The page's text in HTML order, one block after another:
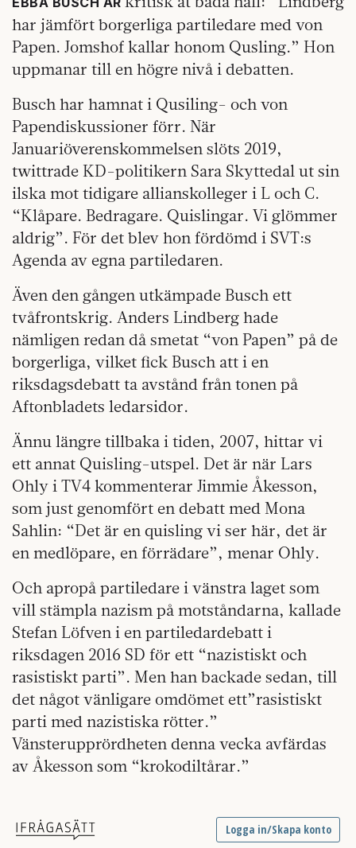
har jämfört borgerliga partiledare med von
Papen. Jomshof kallar honom Qusling.” Hon
uppmanar till en högre nivå i debatten.
Busch har hamnat i Qusiling- och von
Papendiskussioner förr. När
Januariöverenskommelsen slöts 2019,
twittrade KD-politikern Sara Skyttedal ut sin
ilska mot tidigare allianskolleger i L och C.
“Klåpare. Bedragare. Quislingar. Vi glömmer
aldrig”. För det blev hon fördömd i SVT:s
Agenda av egna partiledaren.
Även den gången utkämpade Busch ett
tvåfrontskrig. Anders Lindberg hade
nämligen redan då smetat “von Papen” på de
borgerliga, vilket fick Busch att i en
riksdagsdebatt ta avstånd från tonen på
Aftonbladets ledarsidor.
Ännu längre tillbaka i tiden, 2007, hittar vi
ett annat Quisling-utspel. Det är när Lars
Ohly i TV4 kommenterar Jimmie Åkesson,
som just genomfört en debatt med Mona
Sahlin: “Det är en quisling vi ser här, det är
en medlöpare, en förrädare”, menar Ohly.
Och apropå partiledare i vänstra laget som
vill stämpla nazism på motståndarna, kallade
Stefan Löfven i en partiledardebatt i
riksdagen 2016 SD för ett “nazistiskt och
rasistiskt parti”. Men han backade sedan, till
det något vänligare omdömet ett”rasistiskt
parti med nazistiska rötter.”
Vänsterupprördheten denna vecka avfärdas
av Åkesson som “krokodiltårar.”